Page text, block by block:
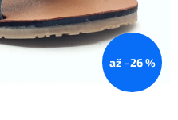
až –26 %